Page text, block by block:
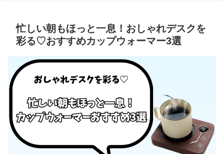
忙しい朝もほっと一息！おしゃれデスクを
彩る♡おすすめカップウォーマー3選